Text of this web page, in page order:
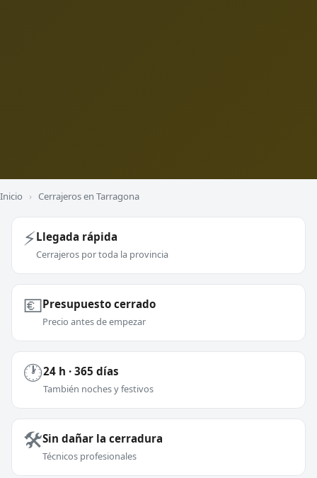
Inicio › Cerrajeros en Tarragona
⚡Llegada rápida
Cerrajeros por toda la provincia
💶Presupuesto cerrado
Precio antes de empezar
🕐24 h · 365 días
También noches y festivos
🛠️Sin dañar la cerradura
Técnicos profesionales